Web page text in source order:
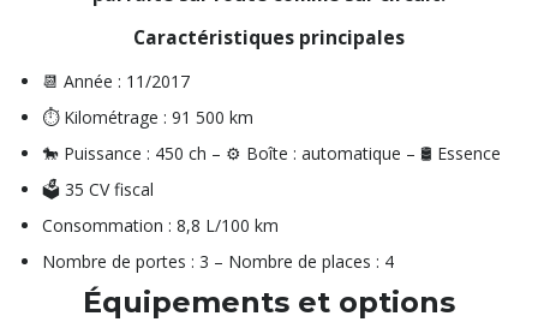
Caractéristiques principales
📆 Année : 11/2017
⏱️ Kilométrage : 91 500 km
🐎 Puissance : 450 ch – ⚙️ Boîte : automatique – 🛢️ Essence
🗳️ 35 CV fiscal
Consommation : 8,8 L/100 km
Nombre de portes : 3 – Nombre de places : 4
Équipements et options